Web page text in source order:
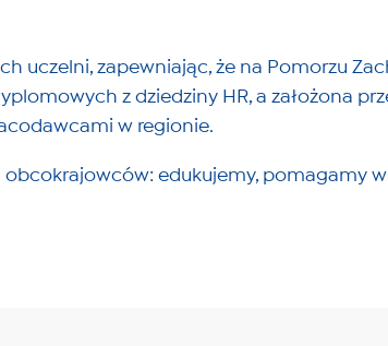
uczelni, zapewniając, że na Pomorzu
z dziedziny HR, a założona
w regionie.
edukujemy, pomagamy